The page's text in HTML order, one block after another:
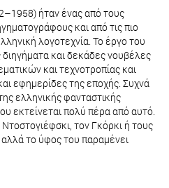
ήταν ένας από τους
και από τις πιο
λογοτεχνία. Το έργο του
και δεκάδες νουβέλες
και τεχνοτροπίας και
εφημερίδες της εποχής. Συχνά
ελληνικής φανταστικής
εκτείνεται πολύ πέρα από αυτό.
τον Γκόρκι ή τους
το ύφος του παραμένει